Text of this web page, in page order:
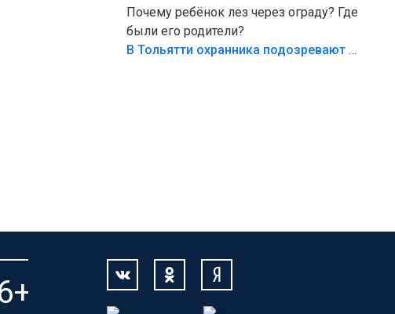
судьбу.
Почему ребёнок лез через ограду? Где
были его родители?
В Тольятти охранника подозревают в причинении смерти ребенку